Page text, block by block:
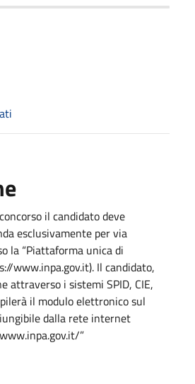
il candidato deve
esclusivamente per via
la “Piattaforma unica di
www.inpa.gov.it). Il candidato,
attraverso i sistemi SPID, CIE,
il modulo elettronico sul
dalla rete internet
”